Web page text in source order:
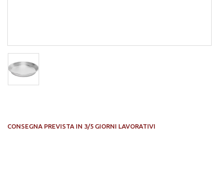
CONSEGNA PREVISTA IN 3/5 GIORNI LAVORATIVI